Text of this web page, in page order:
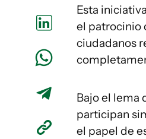
Esta
el patrocinio
ciudadanos
Bajo el lema
participan
el papel de